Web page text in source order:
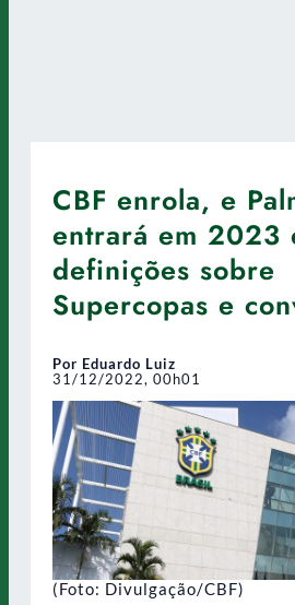
CBF enrola, e
entrará em 2023
definições sobre
Supercopas e
Por Eduardo Luiz
31/12/2022, 00h01
(Foto: Divulgação/CBF)